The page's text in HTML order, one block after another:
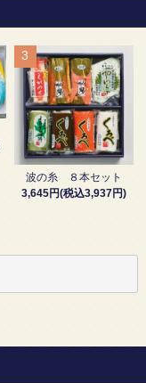
3
波の糸 ８本セット
3,645円(税込3,937円)